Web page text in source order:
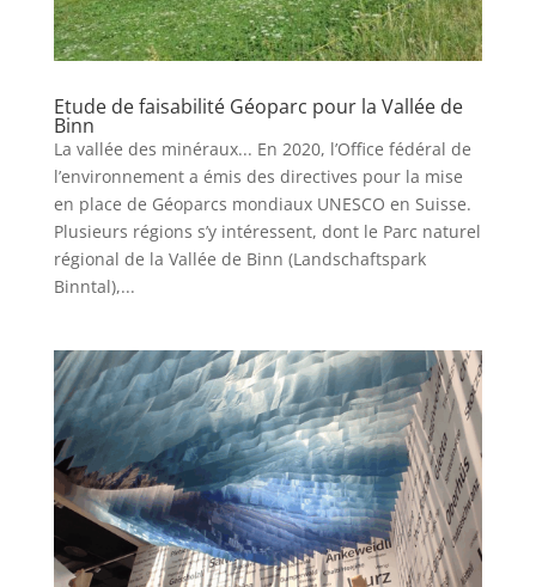
Etude de faisabilité Géoparc pour la Vallée de
Binn
La vallée des minéraux... En 2020, l’Office fédéral de
l’environnement a émis des directives pour la mise
en place de Géoparcs mondiaux UNESCO en Suisse.
Plusieurs régions s’y intéressent, dont le Parc naturel
régional de la Vallée de Binn (Landschaftspark
Binntal),...